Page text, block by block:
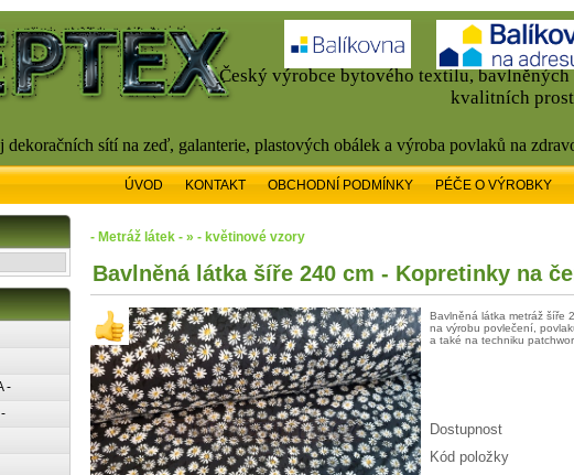
Český výrobce bytového textilu,
kvalitních
dekoračních sítí na zeď, galanterie, plastových obálek a výroba povlaků na
ÚVOD KONTAKT OBCHODNÍ PODMÍNKY PÉČE O VÝROBKY
-
- Metráž látek - » - květinové vzory
Bavlněná látka šíře 240 cm - Kopretinky na
Bavlněná látka metráž šíře
na výrobu povlečení,
a také na techniku
Dostupnost
Kód položky